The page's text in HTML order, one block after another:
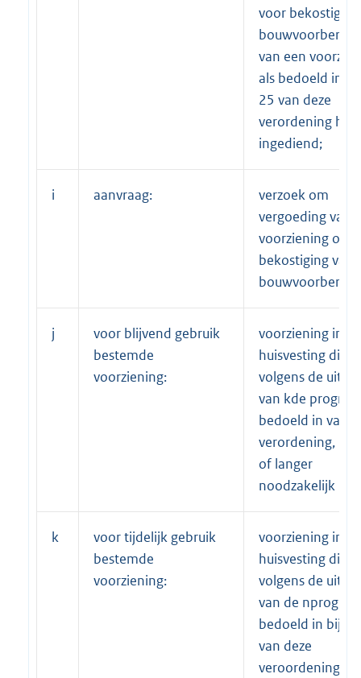
voor
van een
als bedoeld in
25 van deze
verordening
ingediend;
i aanvraag:
verzoek om
vergoeding van
voorziening of
bekostiging van
j
voor blijvend gebruik
bestemde
voorziening:
voorziening in de
huisvesting die,
volgens de
van kde
bedoeld in van
verordening, 15
of langer
noodzakelijk is;
k
voor tijdelijk gebruik
bestemde
voorziening:
voorziening in de
huisvesting die,
volgens de
van de
bedoeld in
van deze
veroordening,